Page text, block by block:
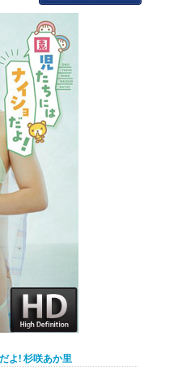
よ! 杉咲あか里